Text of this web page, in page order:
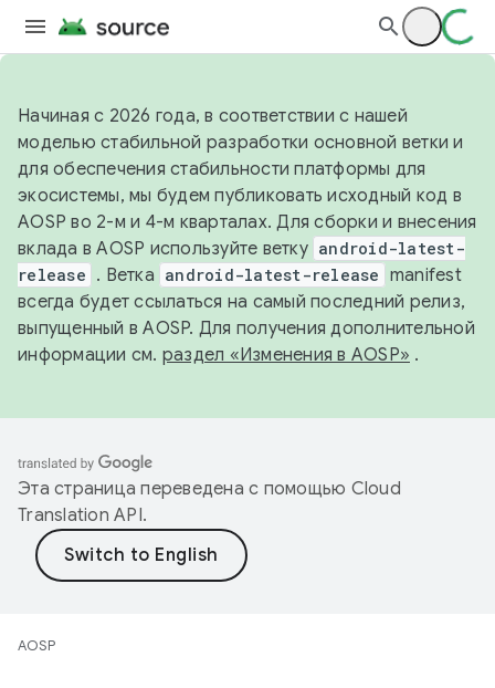
Начиная с 2026 года, в соответствии с нашей
моделью стабильной разработки основной ветки и
для обеспечения стабильности платформы для
экосистемы, мы будем публиковать исходный код в
AOSP во 2-м и 4-м кварталах. Для сборки и внесения
вклада в AOSP используйте ветку android-latest-
release . Ветка android-latest-release manifest
всегда будет ссылаться на самый последний релиз,
выпущенный в AOSP. Для получения дополнительной
информации см. раздел «Изменения в AOSP» .
Эта страница переведена с помощью Cloud
Translation API.
AOSP